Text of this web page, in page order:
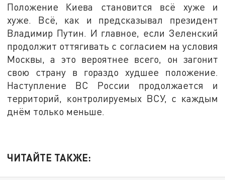
Положение Киева становится всё хуже и
хуже. Всё, как и предсказывал президент
Владимир Путин. И главное, если Зеленский
продолжит оттягивать с согласием на условия
Москвы, а это вероятнее всего, он загонит
свою страну в гораздо худшее положение.
Наступление ВС России продолжается и
территорий, контролируемых ВСУ, с каждым
днём только меньше.
ЧИТАЙТЕ ТАКЖЕ: